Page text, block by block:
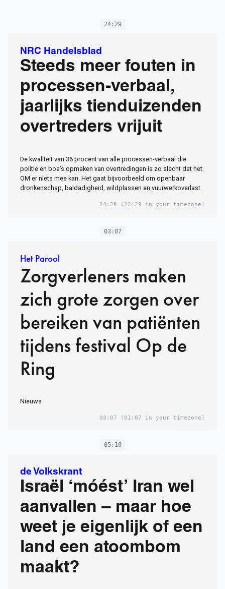
24:29
NRC Handelsblad
Steeds meer fouten in
processen-verbaal,
jaarlijks tienduizenden
overtreders vrijuit
De kwaliteit van 36 procent van alle processen-verbaal die
politie en boa’s opmaken van overtredingen is zo slecht dat het
OM er niets mee kan. Het gaat bijvoorbeeld om openbaar
dronkenschap, baldadigheid, wildplassen en vuurwerkoverlast.
24:29 (22:29 in your timezone)
03:07
Het Parool
Zorgverleners maken
zich grote zorgen over
bereiken van patiënten
tijdens festival Op de
Ring
Nieuws
03:07 (01:07 in your timezone)
05:10
de Volkskrant
Israël ‘móést’ Iran wel
aanvallen – maar hoe
weet je eigenlijk of een
land een atoombom
maakt?